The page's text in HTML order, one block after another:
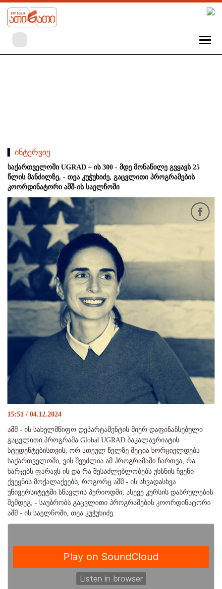
ინტერვიუ
საქართველოში UGRAD – ის 300 - მდე მონაწილე გვყავს 25
წლის მანძილზე, - თეა კუჭუხიძე, გაცვლითი პროგრამების
კოორდინატორი აშშ-ის საელჩოში
15:51 / 04.12.2024
აშშ - ის სახელმწიფო დეპარტამენტის მიერ დაფინანსებული
გაცვლითი პროგრამა Global UGRAD ბაკალავრიატის
სტუდენტებისთვის, ორ ათეულ წელზე მეტია ხორციელდება
საქართველოში, ვის შეუძლია ამ პროგრამაში ჩართვა, რა
ხარჯებს ფარავს ის და რა შესაძლებლობებს უხსნის ჩვენი
ქვეყნის მოქალაქეებს, როგორც აშშ - ის სხვადასხვა
უნივერსიტეტში სწავლის პერიოდში, ასევე კურსის დასრულების
შემდეგ, - საუბრობს გაცვლითი პროგრამების კოორდინატორი
აშშ - ის საელჩოში, თეა კუჭუხიძე.